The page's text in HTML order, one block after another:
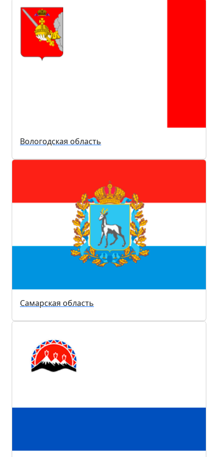
Вологодская область
Самарская область